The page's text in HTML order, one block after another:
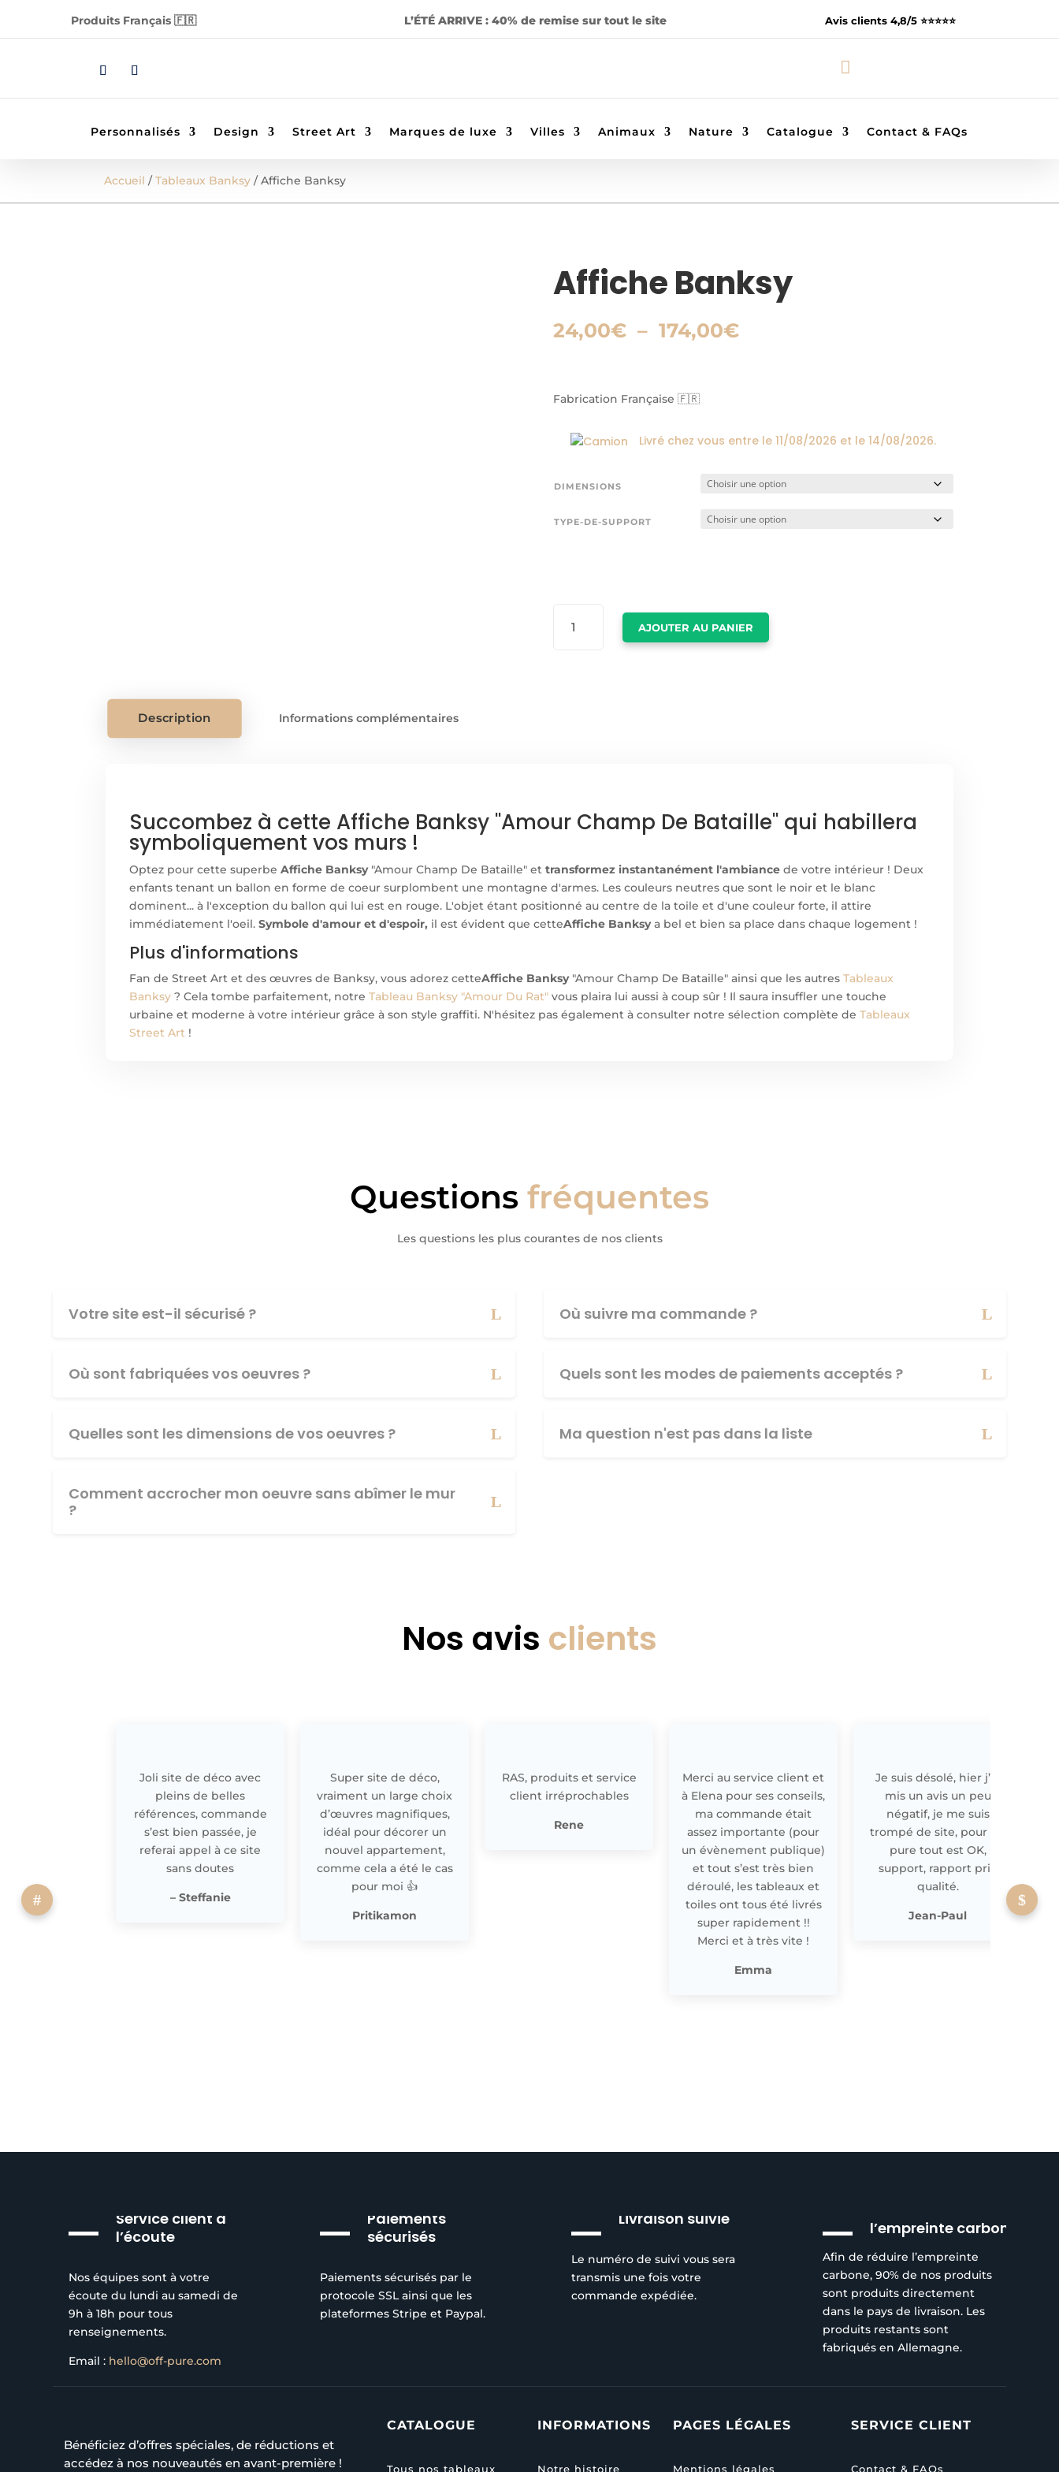
Produits Français 🇫🇷 L’ÉTÉ ARRIVE : 40% de remise sur tout le site Avis clients 4,8/5 ⭐️⭐️⭐️⭐️⭐️

Personnalisés Design Street Art Marques de luxe Villes Animaux Nature Catalogue Contact & FAQs
Accueil /Tableaux Banksy / Affiche Banksy
Affiche Banksy
24,00€ – 174,00€Plage
Fabrication Française 🇫🇷
Livré chez vous entre le 11/08/2026 et le 14/08/2026.
DIMENSIONS
TYPE-DE-SUPPORT
AJOUTER AU PANIER
Description Informations complémentaires
Succombez à cette Affiche Banksy "Amour Champ De Bataille" qui habillera
symboliquement vos murs !
Optez pour cette superbeAffiche Banksy"Amour Champ De Bataille" ettransformez instantanément l'ambiance de votre intérieur ! Deux
enfants tenant un ballon en forme de coeur surplombent une montagne d'armes. Les couleurs neutres que sont le noir et le blanc
dominent... à l'exception du ballon qui lui est en rouge. L'objet étant positionné au centre de la toile et d'une couleur forte, il attire
immédiatement l'oeil.Symbole d'amour et d'espoir, il est évident que cetteAffiche Banksya bel et bien sa place dans chaque logement !
Plus d'informations
Fan de Street Art et des œuvres de Banksy, vous adorez cetteAffiche Banksy"Amour Champ De Bataille" ainsi que les autresTableaux
Banksy ? Cela tombe parfaitement, notreTableau Banksy "Amour Du Rat" vous plaira lui aussi à coup sûr ! Il saura insuffler une touche
urbaine et moderne à votre intérieur grâce à son style graffiti. N'hésitez pas également à consulter notre sélection complète deTableaux
Street Art !
Questions fréquentes
Les questions les plus courantes de nos clients
Votre site est-il sécurisé ?
Où sont fabriquées vos oeuvres ?
Quelles sont les dimensions de vos oeuvres ?
Comment accrocher mon oeuvre sans abîmer le mur
?
Où suivre ma commande ?
Quels sont les modes de paiements acceptés ?
Ma question n'est pas dans la liste
Nos avis clients
Joli site de déco avec
pleins de belles
références, commande
s’est bien passée, je
referai appel à ce site
sans doutes
– Steffanie
Super site de déco,
vraiment un large choix
d’œuvres magnifiques,
idéal pour décorer un
nouvel appartement,
comme cela a été le cas
pour moi 👍
Pritikamon
RAS, produits et service
client irréprochables
Rene
Merci au service client et
à Elena pour ses conseils,
ma commande était
assez importante (pour
un évènement publique)
et tout s’est très bien
déroulé, les tableaux et
toiles ont tous été livrés
super rapidement !!
Merci et à très vite !
Emma
Je suis désolé, hier j’ai
mis un avis un peu
négatif, je me suis
trompé de site, pour off
pure tout est OK,
support, rapport prix
qualité.
Jean-Paul
Service client à
l’écoute
Nos équipes sont à votre
écoute du lundi au samedi de
9h à 18h pour tous
renseignements.
Email : hello@off-pure.com
Paiements
sécurisés
Paiements sécurisés par le
protocole SSL ainsi que les
plateformes Stripe et Paypal.
Livraison suivie
Le numéro de suivi vous sera
transmis une fois votre
commande expédiée.
l’empreinte carbone
Afin de réduire l’empreinte
carbone, 90% de nos produits
sont produits directement
dans le pays de livraison. Les
produits restants sont
fabriqués en Allemagne.
Bénéficiez d’offres spéciales, de réductions et
accédez à nos nouveautés en avant-première !
CATALOGUE
Tous nos tableaux
INFORMATIONS
Notre histoire
PAGES LÉGALES
Mentions légales
SERVICE CLIENT
Contact & FAQs